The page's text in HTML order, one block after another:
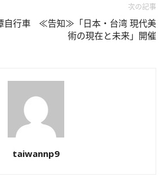
自行車
次の記事
≪告知≫「日本・台湾 現代美
術の現在と未来」開催
taiwannp9